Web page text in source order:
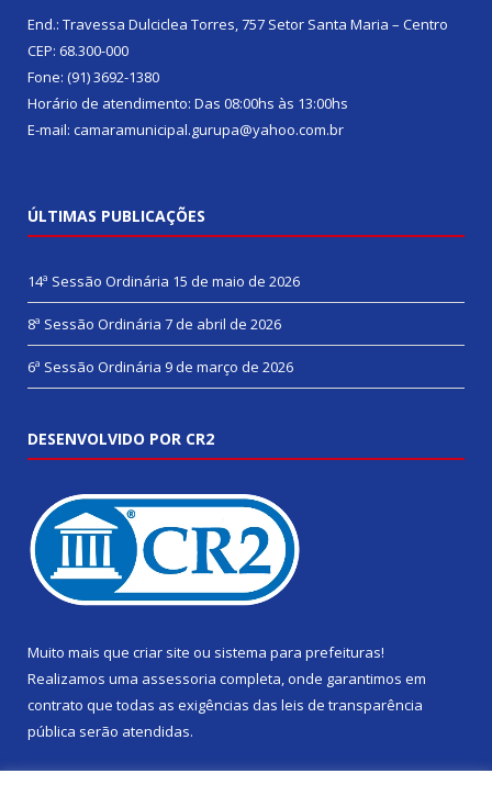
End.: Travessa Dulciclea Torres, 757 Setor Santa Maria – Centro
CEP: 68.300-000
Fone: (91) 3692-1380
Horário de atendimento: Das 08:00hs às 13:00hs
E-mail: camaramunicipal.gurupa@yahoo.com.br
ÚLTIMAS PUBLICAÇÕES
14ª Sessão Ordinária 15 de maio de 2026
8ª Sessão Ordinária 7 de abril de 2026
6ª Sessão Ordinária 9 de março de 2026
DESENVOLVIDO POR CR2
Muito mais que criar site ou sistema para prefeituras!
Realizamos uma assessoria completa, onde garantimos em
contrato que todas as exigências das leis de transparência
pública serão atendidas.